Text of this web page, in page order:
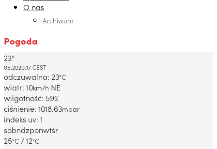
O nas
Archiwum
Pogoda
Dabrowa Gornicza, PL
23°
05:2020:17 CEST
odczuwalna: 23°C
wiatr: 10km/h NE
wilgotność: 59%
ciśnienie: 1018.63mbar
indeks uv: 1
sobndzponwtśr
25°C / 12°C